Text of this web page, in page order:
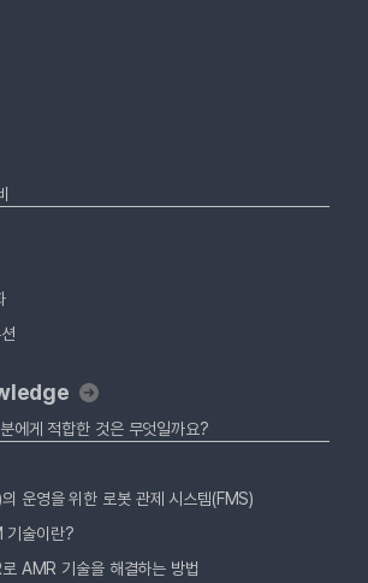
에게 적합한 것은 무엇일까요?
운영을 위한 로봇 관제 시스템(FMS)
기술이란?
AMR 기술을 해결하는 방법